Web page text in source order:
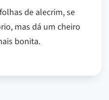
de alecrim, se
mas dá um cheiro
bonita.